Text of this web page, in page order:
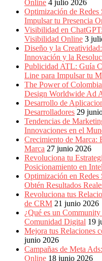
Online 4 julio 2026
Optimización de
Impulsar tu Presencia
Visibilidad en
Visibilidad Online 3
Diseño y la
Innovación y la
Publicidad ATL: Guía
Line para Impulsar tu
The Power of
Design Worldwide Ad
Desarrollo de
Desarrolladores 29
Tendencias de
Innovaciones en el
Crecimiento de Marca:
Marca 27 junio 2026
Revoluciona tu
Posicionamiento en
Optimización en Redes
Obtén Resultados
Revoluciona tus
de CRM 21 junio 2026
¿Qué es un
Comunidad Digital 19
Mejora tus Relaciones
junio 2026
Campañas de Meta
Online 18 junio 2026